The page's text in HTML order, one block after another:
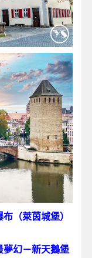
布（萊茵城堡）
夢幻－新天鵝堡